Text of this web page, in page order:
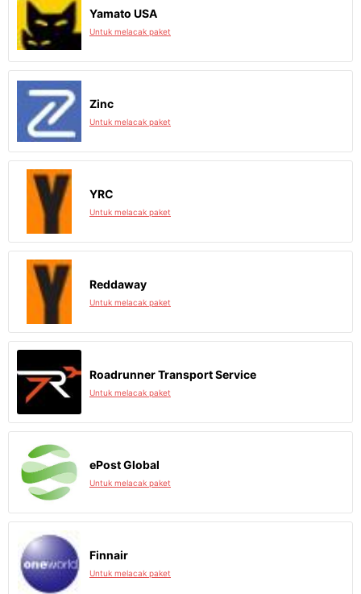
Yamato USA
Untuk melacak paket
Zinc
Untuk melacak paket
YRC
Untuk melacak paket
Reddaway
Untuk melacak paket
Roadrunner Transport Service
Untuk melacak paket
ePost Global
Untuk melacak paket
Finnair
Untuk melacak paket